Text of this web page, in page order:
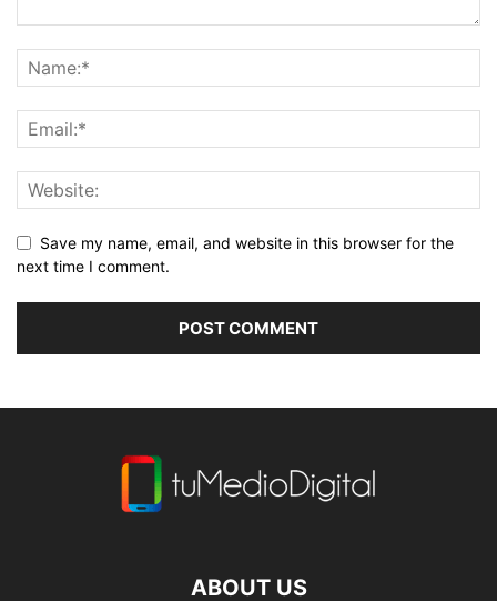
Save my name, email, and website in this browser for the
next time I comment.
ABOUT US